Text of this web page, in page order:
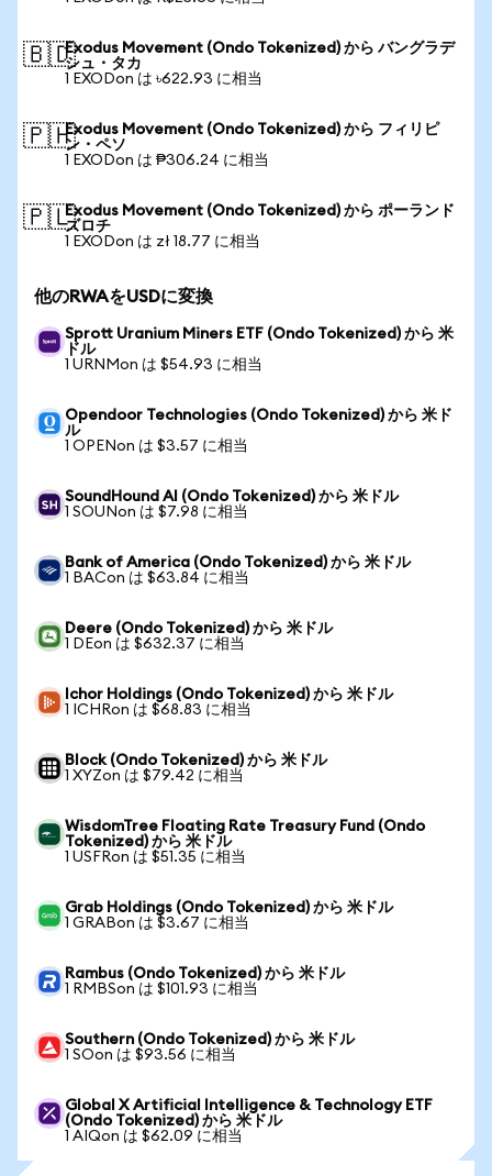
🇧🇩Exodus Movement (Ondo Tokenized) から バングラデ
シュ・タカ
1 EXODon は ৳622.93 に相当
🇵🇭Exodus Movement (Ondo Tokenized) から フィリピ
ン・ペソ
1 EXODon は ₱306.24 に相当
🇵🇱Exodus Movement (Ondo Tokenized) から ポーランド
ズロチ
1 EXODon は zł 18.77 に相当
他のRWAをUSDに変換
Sprott Uranium Miners ETF (Ondo Tokenized) から 米
ドル
1 URNMon は $54.93 に相当
Opendoor Technologies (Ondo Tokenized) から 米ド
ル
1 OPENon は $3.57 に相当
SoundHound AI (Ondo Tokenized) から 米ドル
1 SOUNon は $7.98 に相当
Bank of America (Ondo Tokenized) から 米ドル
1 BACon は $63.84 に相当
Deere (Ondo Tokenized) から 米ドル
1 DEon は $632.37 に相当
Ichor Holdings (Ondo Tokenized) から 米ドル
1 ICHRon は $68.83 に相当
Block (Ondo Tokenized) から 米ドル
1 XYZon は $79.42 に相当
WisdomTree Floating Rate Treasury Fund (Ondo
Tokenized) から 米ドル
1 USFRon は $51.35 に相当
Grab Holdings (Ondo Tokenized) から 米ドル
1 GRABon は $3.67 に相当
Rambus (Ondo Tokenized) から 米ドル
1 RMBSon は $101.93 に相当
Southern (Ondo Tokenized) から 米ドル
1 SOon は $93.56 に相当
Global X Artificial Intelligence & Technology ETF
(Ondo Tokenized) から 米ドル
1 AIQon は $62.09 に相当